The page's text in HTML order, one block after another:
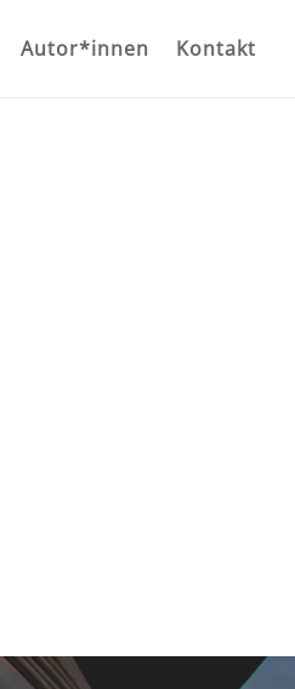
Autor*innen Kontakt